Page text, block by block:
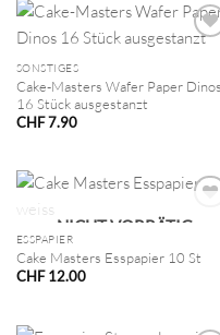
SONSTIGES
Cake-Masters Wafer Paper Dinos
16 Stück ausgestanzt
CHF7.90
NICHT VORRÄTIG
ESSPAPIER
Cake Masters Esspapier 10 St
CHF12.00